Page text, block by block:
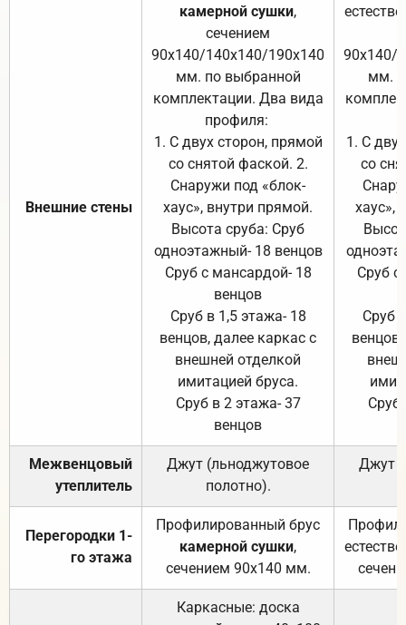
Внешние стены
камерной сушки,
сечением
90х140/140х140/190х140
мм. по выбранной
комплектации. Два вида
профиля:
1. С двух сторон, прямой
со снятой фаской. 2.
Снаружи под «блок-
хаус», внутри прямой.
Высота сруба: Сруб
одноэтажный- 18 венцов
Сруб с мансардой- 18
венцов
Сруб в 1,5 этажа- 18
венцов, далее каркас с
внешней отделкой
имитацией бруса.
Сруб в 2 этажа- 37
венцов
90х140/
мм.
1. С
со
хаус»,
Сруб с
Сруб
Сруб
Межвенцовый
утеплитель
Джут (льноджутовое
полотно).
Джут
Перегородки 1-
го этажа
Профилированный брус
камерной сушки,
сечением 90х140 мм.
Каркасные: доска